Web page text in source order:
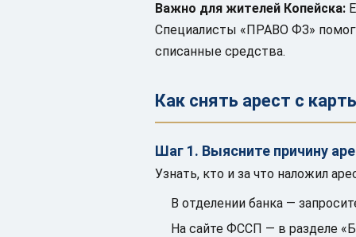
Важно для жителей Копейска:
Специалисты «ПРАВО ФЗ»
списанные средства.
Как снять арест с
Шаг 1. Выясните причину
Узнать, кто и за что наложил
В отделении банка —
На сайте ФССП — в разделе